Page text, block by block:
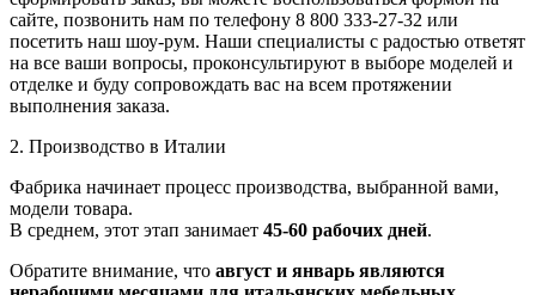
сайте, позвонить нам по телефону 8 800 333-27-32 или
посетить наш шоу-рум. Наши специалисты с радостью ответят
на все ваши вопросы, проконсультируют в выборе моделей и
отделке и буду сопровождать вас на всем протяжении
выполнения заказа.
2. Производство в Италии
Фабрика начинает процесс производства, выбранной вами,
модели товара.
В среднем, этот этап занимает 45-60 рабочих дней.
Обратите внимание, что август и январь являются